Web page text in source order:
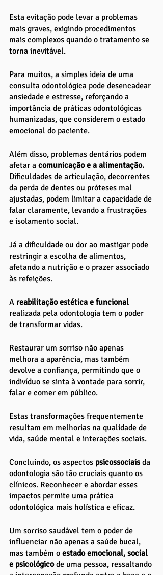
Esta evitação pode levar a problemas
mais graves, exigindo procedimentos
mais complexos quando o tratamento se
torna inevitável.
Para muitos, a simples ideia de uma
consulta odontológica pode desencadear
ansiedade e estresse, reforçando a
importância de práticas odontológicas
humanizadas, que considerem o estado
emocional do paciente.
Além disso, problemas dentários podem
afetar a comunicação e a alimentação.
Dificuldades de articulação, decorrentes
da perda de dentes ou próteses mal
ajustadas, podem limitar a capacidade de
falar claramente, levando a frustrações
e isolamento social.
Já a dificuldade ou dor ao mastigar pode
restringir a escolha de alimentos,
afetando a nutrição e o prazer associado
às refeições.
A reabilitação estética e funcional
realizada pela odontologia tem o poder
de transformar vidas.
Restaurar um sorriso não apenas
melhora a aparência, mas também
devolve a confiança, permitindo que o
indivíduo se sinta à vontade para sorrir,
falar e comer em público.
Estas transformações frequentemente
resultam em melhorias na qualidade de
vida, saúde mental e interações sociais.
Concluindo, os aspectos psicossociais da
odontologia são tão cruciais quanto os
clínicos. Reconhecer e abordar esses
impactos permite uma prática
odontológica mais holística e eficaz.
Um sorriso saudável tem o poder de
influenciar não apenas a saúde bucal,
mas também o estado emocional, social
e psicológico de uma pessoa, ressaltando